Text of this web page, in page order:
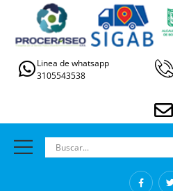
Linea de whatsapp
3105543538